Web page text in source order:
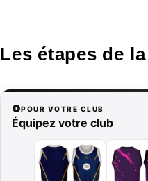
Les étapes de
POUR VOTRE CLUB
Équipez votre club